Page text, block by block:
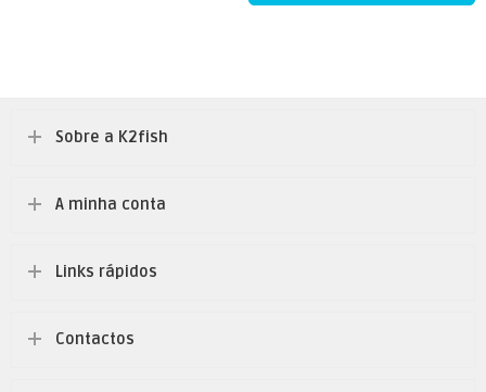
Sobre a K2fish
A minha conta
Links rápidos
Contactos